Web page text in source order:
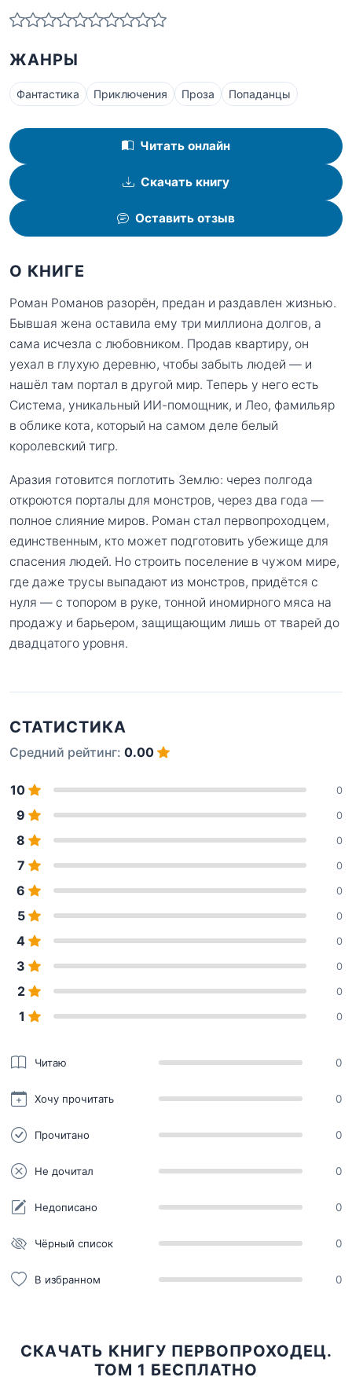
ЖАНРЫ
Фантастика Приключения Проза Попаданцы
Читать онлайн
Скачать книгу
Оставить отзыв
О КНИГЕ
Роман Романов разорён, предан и раздавлен жизнью.
Бывшая жена оставила ему три миллиона долгов, а
сама исчезла с любовником. Продав квартиру, он
уехал в глухую деревню, чтобы забыть людей — и
нашёл там портал в другой мир. Теперь у него есть
Система, уникальный ИИ-помощник, и Лео, фамильяр
в облике кота, который на самом деле белый
королевский тигр.
Аразия готовится поглотить Землю: через полгода
откроются порталы для монстров, через два года —
полное слияние миров. Роман стал первопроходцем,
единственным, кто может подготовить убежище для
спасения людей. Но строить поселение в чужом мире,
где даже трусы выпадают из монстров, придётся с
нуля — с топором в руке, тонной иномирного мяса на
продажу и барьером, защищающим лишь от тварей до
двадцатого уровня.
СТАТИСТИКА
Средний рейтинг: 0.00
10 0
9 0
8 0
7 0
6 0
5 0
4 0
3 0
2 0
1 0
Читаю 0
Хочу прочитать 0
Прочитано 0
Не дочитал 0
Недописано 0
Чёрный список 0
В избранном 0
СКАЧАТЬ КНИГУ ПЕРВОПРОХОДЕЦ.
ТОМ 1 БЕСПЛАТНО